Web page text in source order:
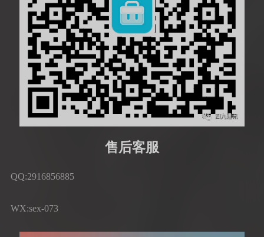
售后客服
QQ:2916856885
WX:sex-073